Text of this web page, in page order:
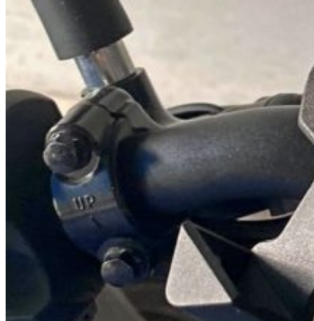
ติดที่รูหูกระจก
ติดที่น็อตตุ๊กตาแฮน
ติดที่แฮนบาร์หรือบาร์เสริม
ติดที่รูกลางแผงคอ
ติดที่ก้านกระจก
ติดบนฝากระปุกน้ำมันเบรค
การติดตั้ง
บทความ